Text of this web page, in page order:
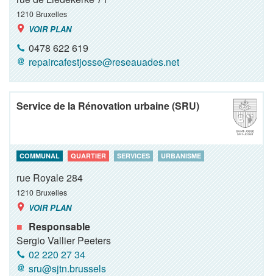
1210 Bruxelles
VOIR PLAN
0478 622 619
repaircafestjosse@reseauades.net
Service de la Rénovation urbaine (SRU)
COMMUNAL QUARTIER SERVICES URBANISME
rue Royale 284
1210 Bruxelles
VOIR PLAN
Responsable
Sergio Vallier Peeters
02 220 27 34
sru@sjtn.brussels